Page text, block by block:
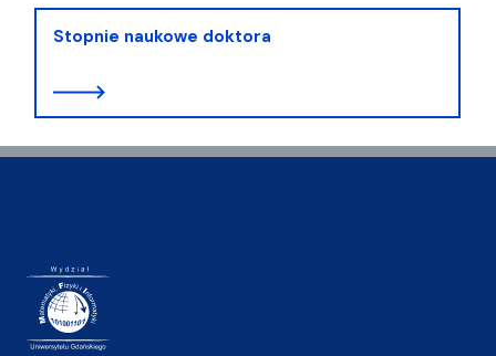
Stopnie naukowe doktora